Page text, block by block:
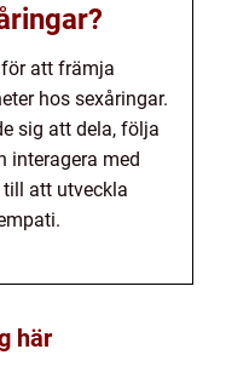
att främja
hos sexåringar.
sig att dela, följa
interagera med
till att utveckla
här